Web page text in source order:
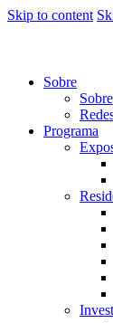
Skip to content
Sobre
Sobre
Programa